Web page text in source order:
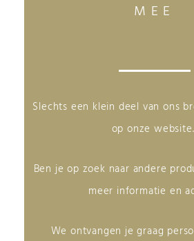
MEE
Slechts een klein deel van ons
op onze website.
Ben je op zoek naar andere
meer informatie en
We ontvangen je graag